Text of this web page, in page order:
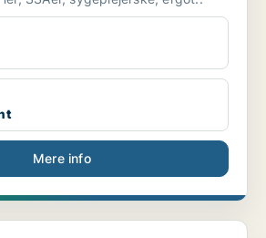
Mere info
18 timer om ugen